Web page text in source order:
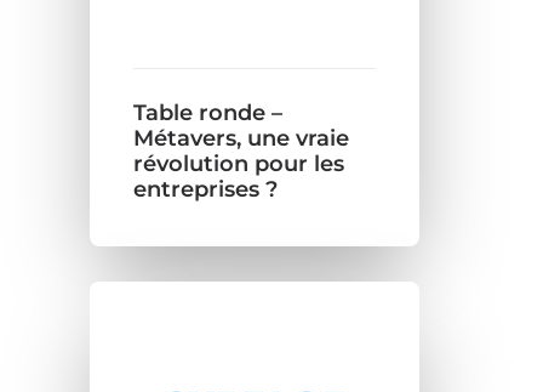
Table ronde –
Métavers, une vraie
révolution pour les
entreprises ?